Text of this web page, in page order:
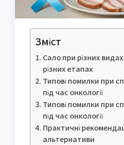
Зміст
Сало при різних
різних етапах
Типові помилки при
під час онкології
Типові помилки при
під час онкології
Практичні
альтернативи